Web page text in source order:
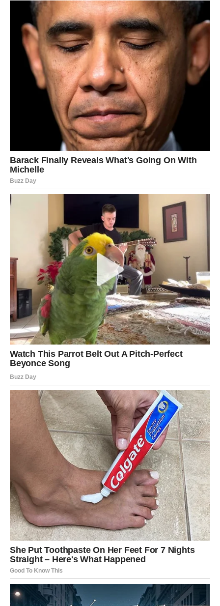
RIBE – KARMA UČI GRANICAMA
U LJUBAVI
Ribe su u snažnom emotivnom karmičkom ciklusu. Ako
ste se žrtvovali previše – karma vas sada zaustavlja. Ako
ste volele iskreno, ali zrelo – nagrada dolazi.
Ljubav se čisti od iluzija.
Karmička lekcija:Ljubav bez granica postaje bol.
Emocija koja leči, ne iscrpljuje.